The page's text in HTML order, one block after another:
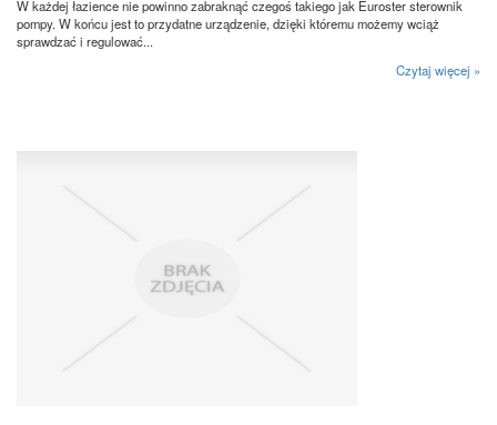
W każdej łazience nie powinno zabraknąć czegoś takiego jak Euroster sterownik
pompy. W końcu jest to przydatne urządzenie, dzięki któremu możemy wciąż
sprawdzać i regulować...
Czytaj więcej »